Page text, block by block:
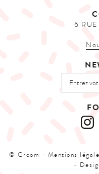
6
© Groom - Mentions
-